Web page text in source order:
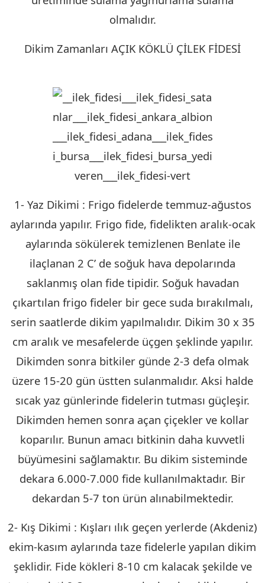
olmalıdır.
Dikim Zamanları AÇIK KÖKLÜ ÇİLEK FİDESİ
1- Yaz Dikimi : Frigo fidelerde temmuz-ağustos
aylarında yapılır. Frigo fide, fidelikten aralık-ocak
aylarında sökülerek temizlenen Benlate ile
ilaçlanan 2 C’ de soğuk hava depolarında
saklanmış olan fide tipidir. Soğuk havadan
çıkartılan frigo fideler bir gece suda bırakılmalı,
serin saatlerde dikim yapılmalıdır. Dikim 30 x 35
cm aralık ve mesafelerde üçgen şeklinde yapılır.
Dikimden sonra bitkiler günde 2-3 defa olmak
üzere 15-20 gün üstten sulanmalıdır. Aksi halde
sıcak yaz günlerinde fidelerin tutması güçleşir.
Dikimden hemen sonra açan çiçekler ve kollar
koparılır. Bunun amacı bitkinin daha kuvvetli
büyümesini sağlamaktır. Bu dikim sisteminde
dekara 6.000-7.000 fide kullanılmaktadır. Bir
dekardan 5-7 ton ürün alınabilmektedir.
2- Kış Dikimi : Kışları ılık geçen yerlerde (Akdeniz)
ekim-kasım aylarında taze fidelerle yapılan dikim
şeklidir. Fide kökleri 8-10 cm kalacak şekilde ve